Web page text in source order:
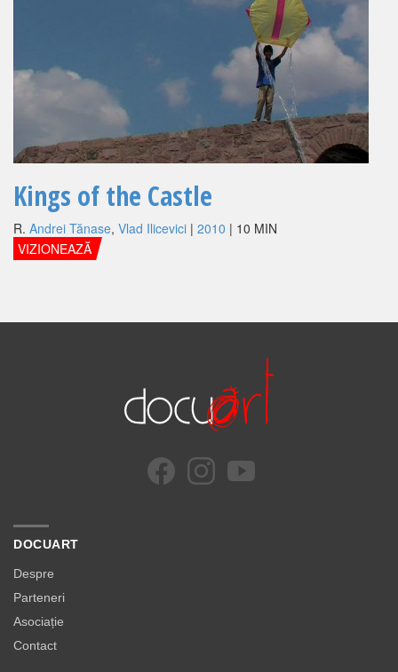
Kings of the Castle
R. Andrei Tănase, Vlad Ilicevici | 2010 | 10 MIN
VIZIONEAZĂ
DOCUART
Despre
Parteneri
Asociație
Contact